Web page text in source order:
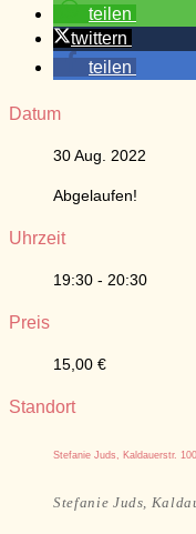
teilen
twittern
teilen
Datum
30 Aug. 2022
Abgelaufen!
Uhrzeit
19:30 - 20:30
Preis
15,00 €
Standort
Stefanie Juds, Kaldauerstr.
Stefanie Juds,